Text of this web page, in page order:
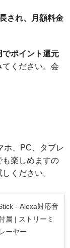
され、月額料金
でポイント還元
ください。会
ホ、PC、タブレ
も楽しめますの
ください。
- Alexa対応音
属 | ストリーミ
ーヤー